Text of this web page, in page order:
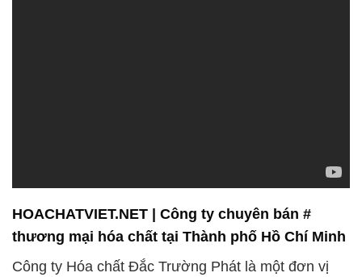
HOACHATVIET.NET | Công ty chuyên bán #
thương mại hóa chất tại Thành phố Hồ Chí Minh
Công ty Hóa chất Đắc Trường Phát là một đơn vị